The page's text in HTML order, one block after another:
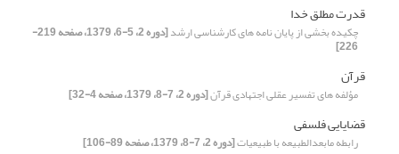
قدرت مطلق خدا
چکیده بخشی از پایان نامه های کارشناسی ارشد [دوره 2، 5-6، 1379، صفحه 219-
226]
قرآن
مؤلفه های تفسیر عقلی اجتهادی قرآن[دوره 2، 7-8، 1379، صفحه 4-32]
قضایایی فلسفی
رابطه مابعدالطبیعه با طبیعیات[دوره 2، 7-8، 1379، صفحه 89-106]